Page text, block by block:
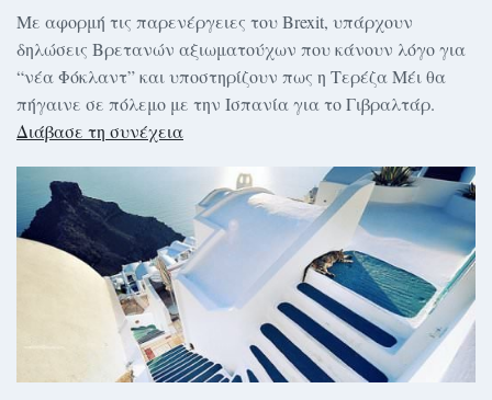
Με αφορμή τις παρενέργειες του Brexit, υπάρχουν
δηλώσεις Βρετανών αξιωματούχων που κάνουν λόγο για
“νέα Φόκλαντ” και υποστηρίζουν πως η Τερέζα Μέι θα
πήγαινε σε πόλεμο με την Ισπανία για το Γιβραλτάρ.
Διάβασε τη συνέχεια